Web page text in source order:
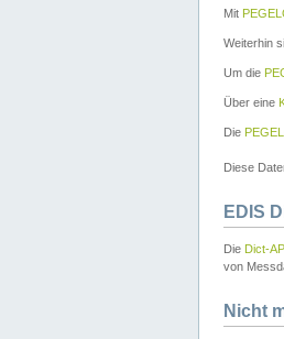
Mit
Weiterhin
Um die
Über eine
Die
Diese
EDIS
Die Dict-API
von
Nicht